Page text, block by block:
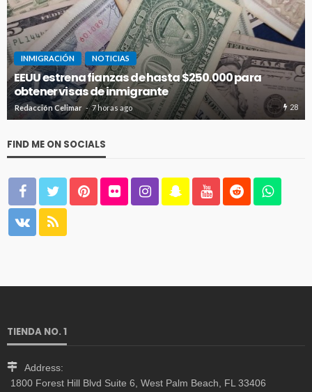
INMIGRACIÓN NOTICIAS
EEUU estrena fianzas de hasta $250.000 para
obtener visas de inmigrante
Redacción Celimar 7 horas ago 28
FIND ME ON SOCIALS
TIENDA NO. 1
Address:
1800 Forest Hill Blvd Suite 6, West Palm Beach, FL 33406